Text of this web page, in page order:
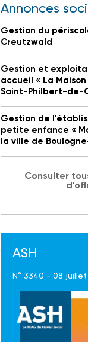
Annonces
Gestion du
Creutzwald
Gestion et
accueil « La
Saint-Philbert-de-
Gestion de
petite enfance «
la ville de
Consulter
ASH
N° 3340 - 08 juillet